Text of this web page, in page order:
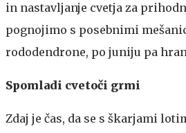
in nastavljanje cvetja za
pognojimo s posebnimi
rododendrone, po juniju pa
Spomladi cvetoči grmi
Zdaj je čas, da se s škarjami